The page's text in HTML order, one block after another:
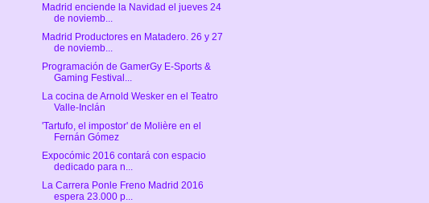
Madrid enciende la Navidad el jueves 24
de noviemb...
Madrid Productores en Matadero. 26 y 27
de noviemb...
Programación de GamerGy E-Sports &
Gaming Festival...
La cocina de Arnold Wesker en el Teatro
Valle-Inclán
'Tartufo, el impostor' de Molière en el
Fernán Gómez
Expocómic 2016 contará con espacio
dedicado para n...
La Carrera Ponle Freno Madrid 2016
espera 23.000 p...